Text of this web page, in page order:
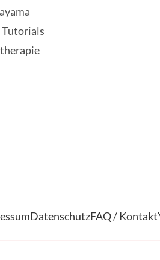
Tutorials
DatenschutzFAQ / Kontakt